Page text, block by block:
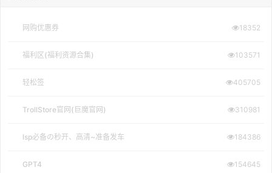
网购优惠券 18352
福利区(福利资源合集) 103571
轻松签 405705
TrollStore官网(巨魔官网) 310981
lsp必备の秒开、高清~准备发车 184386
GPT4 154645